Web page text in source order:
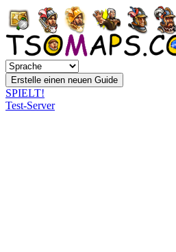
SPIELT!
Test-Server